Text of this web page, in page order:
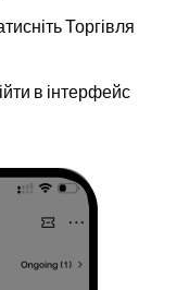
Торгівля
в інтерфейс